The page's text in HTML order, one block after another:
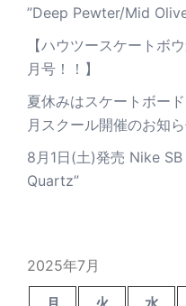
”Deep Pewter/Mid
【ハウツースケートボ
月号！！】
夏休みはスケートボー
月スクール開催のお知ら
8月1日(土)発売 Nike
Quartz”
2025年7月